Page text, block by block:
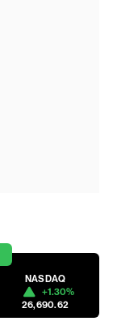
NASDAQ
+1.30%
26,690.62